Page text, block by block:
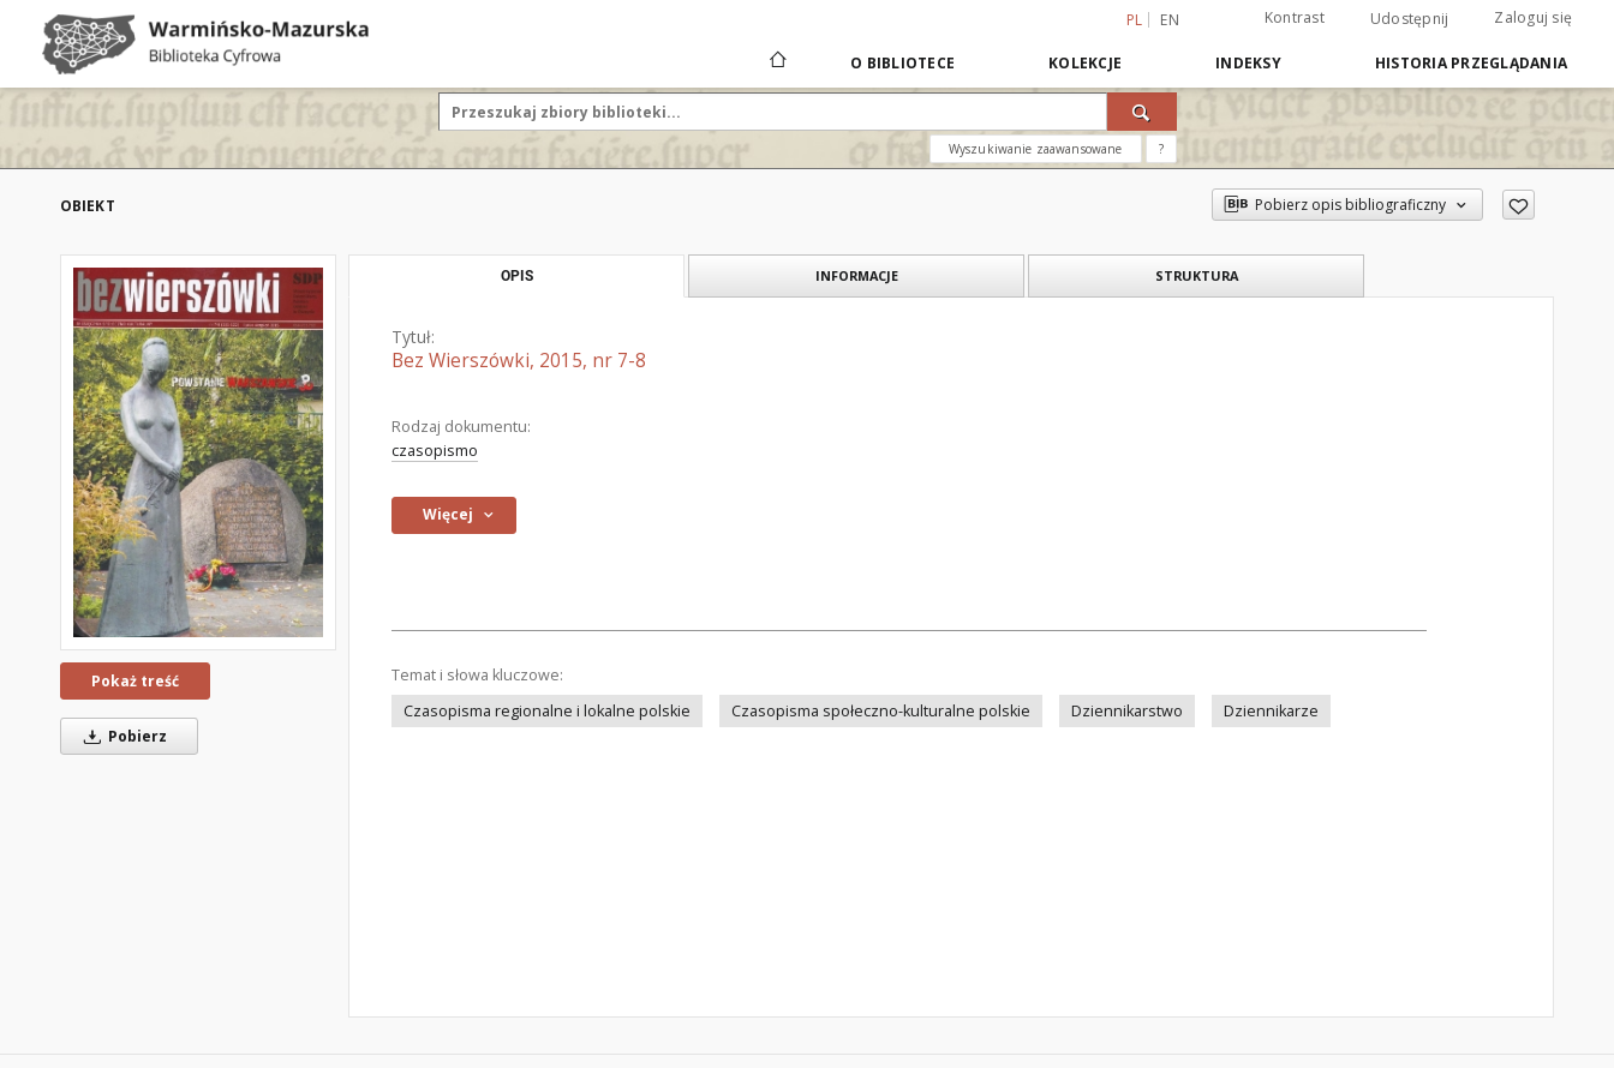
PL EN Kontrast Udostępnij Zaloguj się
O BIBLIOTECE KOLEKCJE INDEKSY HISTORIA PRZEGLĄDANIA
Wyszukiwanie zaawansowane ?
OBIEKT Pobierz opis bibliograficzny
Pokaż treść
Pobierz
OPIS INFORMACJE STRUKTURA
Tytuł:
Bez Wierszówki, 2015, nr 7-8
Rodzaj dokumentu:
czasopismo
Więcej
Temat i słowa kluczowe:
Czasopisma regionalne i lokalne polskie
Czasopisma społeczno-kulturalne polskie Dziennikarstwo Dziennikarze